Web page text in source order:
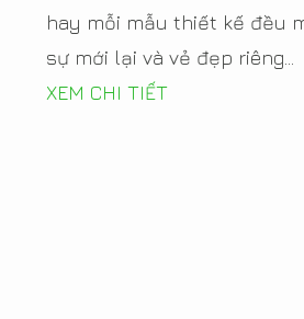
hay mỗi mẫu thiết kế đều
sự mới lại và vẻ đẹp riêng...
XEM CHI TIẾT